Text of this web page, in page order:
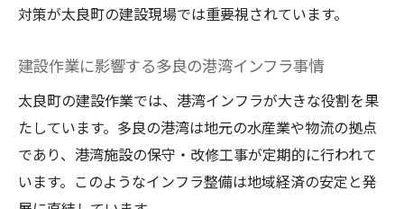
対策が太良町の建設現場では重要視されています。
建設作業に影響する多良の港湾インフラ事情
太良町の建設作業では、港湾インフラが大きな役割を果
たしています。多良の港湾は地元の水産業や物流の拠点
であり、港湾施設の保守・改修工事が定期的に行われて
います。このようなインフラ整備は地域経済の安定と発